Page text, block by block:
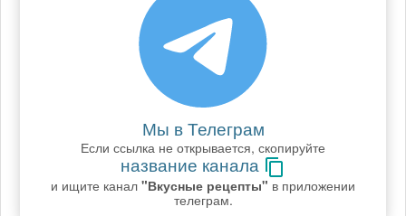
Мы в Телеграм
Если ссылка не открывается, скопируйте
название канала
и ищите канал "Вкусные рецепты" в приложении
телеграм.